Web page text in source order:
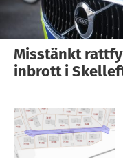
Misstänkt
inbrott i